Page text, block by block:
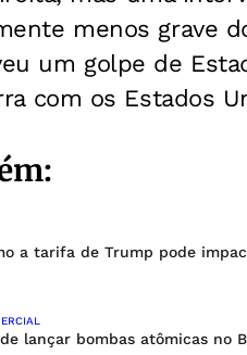
menos grave
um golpe de
com os Estados
a tarifa de Trump pode
lançar bombas atômicas no